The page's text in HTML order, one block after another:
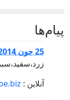
پيام‌ها
25 جون 2014, 12:15
آنلاین :